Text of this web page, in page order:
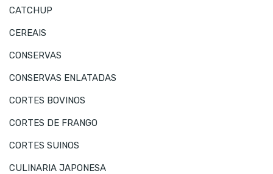
CATCHUP
CEREAIS
CONSERVAS
CONSERVAS ENLATADAS
CORTES BOVINOS
CORTES DE FRANGO
CORTES SUINOS
CULINARIA JAPONESA